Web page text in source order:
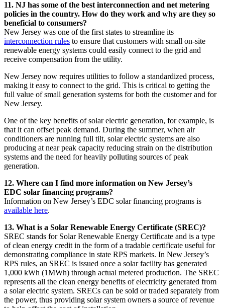
11. NJ has some of the best interconnection and net metering
policies in the country. How do they work and why are they so
beneficial to consumers?​​​​‌ ‍ ​‍​‍‌‍ ‌ ​‍‌‍‍‌‌‍‌ ‌‍‍‌‌‍ ‍​‍​‍​ ‍‍​‍​‍‌ ​ ‌‍​‌‌‍ ‍‌‍‍‌‌ ‌​‌ ‍‌​‍ ‍‌‍‍‌‌‍ ​‍​‍​‍ ​​‍​‍‌‍‍​‌ ​‍‌‍‌‌‌‍‌‍​‍​‍​ ‍‍​‍​‍‌‍‍​‌ ‌​‌ ‌​‌ ​​​ ‍‍​‍ ​‍ ‌‍ ​‌‍ ‌‍​ ‌‍​‌‌‍ ​‌‍‍​‌‍ ‌ ​ ‌ ‌​​ ‍‍​ ​ ​ ​ ​ ​ ​ ​ ​‍ ‌‍‍‌‌‍ ‍‌ ‌​‌‍‌‌‌‍ ‍‌ ‌​​‍ ‌‍‌‌‌‍‌​‌‍‍‌‌ ‌​​‍ ‌‍ ‌‌‍ ‌‍‌​‌‍‌‌​ ‌‌ ​​‌ ​‍‌‍‌‌‌ ​ ‌‍‌‌‌‍ ‍‌ ‌​‌‍​‌‌ ‌​‌‍‍‌‌‍ ‌‍ ‍​ ‍ ‌‍‍‌‌‍‌​​ ‌​ ​​‌‍‌‍‌‍‌‌​ ​​​ ‌‌​ ​‌‌‍‌‍‌‍‌‌​‍ ‌​ ‌​​ ​‌​ ‍​‌‍‌​​‍ ‌​ ‌​‌‍‌​​ ‌‍​ ‍‌​‍ ‌‌‍​‌​ ​ ​ ‌​‌‍​ ​‍ ‌‌‍‌‌‌‍‌‍​ ‌‍​ ‌​​ ‍​‌‍​ ‌‍‌​​ ‌​​ ​‍​ ​‌‌‍​ ​ ‌‌​ ‍ ‌ ‌​‌ ‍‌‌ ​​‌‍‌‌​ ‌‌‍‍​‌‍‌‌‌‍ ​‌ ​​‌‌‌​‌‍ ‌ ​​‌‍‍‌‌‍​ ​ ‍ ‌ ​​‌‍​‌‌ ‌​‌‍‍​​ ‌‌‍​ ‌‍ ‌‍ ‍‌ ‌​‌‍‌‌‌‍ ‍‌ ‌​​‍‌‌​ ‌‌‌​​‍‌‌ ‌‍‍ ‌‍‌‌‌ ‍‌​‍‌‌​ ​ ‌​‌​​‍‌‌​ ​ ‌​‌​​‍‌‌​ ​‍​ ​‍‌‍‌​‌‍​ ‌‍‌​​ ​ ​ ‌‌‌‍​ ​ ​​​ ​‌​ ‍‌​ ‌​‌‍‌‍‌‍‌‌​‍‌‌​ ​‍​ ​‍​‍‌‌​ ‌‌‌​‌​​‍ ‍‌‍​ ‌‍‍​‌‍‍‌‌‍ ​‌‍‌​‌ ​‍‌‍‌‌‌‍ ‍​‍‌‌​ ‌‌‌​​‍‌‌ ‌‍‍ ‌‍‌‌‌ ‍‌​‍‌‌​ ​ ‌​‌​​‍‌‌​ ​ ‌​‌​​‍‌‌​ ​‍​ ​‍​ ‌​‌‍‌‍​ ‍‌​ ‌​​ ‌ ​ ​‌​ ‌‍‌‍‌​​ ‌ ​ ‌ ​ ‍‌​ ‌​​‍‌‌​ ​‍​ ​‍​‍‌‌​ ‌‌‌​‌​​‍ ‍‌ ‌​‌‍‌‌‌ ‍​‌ ‌​​ ‌‍​‍‌‍​‌‌ ​ ‌‍‌‌‌‌‌‌‌ ​‍‌‍ ​​ ‌‌‍‍​‌ ‌​‌ ‌​‌ ​​​‍‌‌​ ​ ‌​​‌​‍‌‌​ ​‍‌​‌‍​‍‌‌​ ​‍‌​‌‍‌‍ ​‌‍ ‌‍​ ‌‍​‌‌‍ ​‌‍‍​‌‍ ‌ ​ ‌ ‌​​‍‌‌​ ​ ‌​​‌​ ​ ​ ​ ​ ​ ​ ​ ​‍‌‍‌‍‍‌‌‍‌​​ ‌​ ​​‌‍‌‍‌‍‌‌​ ​​​ ‌‌​ ​‌‌‍‌‍‌‍‌‌​‍ ‌​ ‌​​ ​‌​ ‍​‌‍‌​​‍ ‌​ ‌​‌‍‌​​ ‌‍​ ‍‌​‍ ‌‌‍​‌​ ​ ​ ‌​‌‍​ ​‍ ‌‌‍‌‌‌‍‌‍​ ‌‍​ ‌​​ ‍​‌‍​ ‌‍‌​​ ‌​​ ​‍​ ​‌‌‍​ ​ ‌‌​‍‌‍‌ ‌​‌ ‍‌‌ ​​‌‍‌‌​ ‌‌‍‍​‌‍‌‌‌‍ ​‌ ​​‌‌‌​‌‍ ‌ ​​‌‍‍‌‌‍​ ​‍‌‍‌ ​​‌‍​‌‌ ‌​‌‍‍​​ ‌‌‍​ ‌‍ ‌‍ ‍‌ ‌​‌‍‌‌‌‍ ‍‌ ‌​​‍‌‌​ ‌‌‌​​‍‌‌ ‌‍‍ ‌‍‌‌‌ ‍‌​‍‌‌​ ​ ‌​‌​​‍‌‌​ ​ ‌​‌​​‍‌‌​ ​‍​ ​‍‌‍‌​‌‍​ ‌‍‌​​ ​ ​ ‌‌‌‍​ ​ ​​​ ​‌​ ‍‌​ ‌​‌‍‌‍‌‍‌‌​‍‌‌​ ​‍​ ​‍​‍‌‌​ ‌‌‌​‌​​‍ ‍‌‍​ ‌‍‍​‌‍‍‌‌‍ ​‌‍‌​‌ ​‍‌‍‌‌‌‍ ‍​‍‌‌​ ‌‌‌​​‍‌‌ ‌‍‍ ‌‍‌‌‌ ‍‌​‍‌‌​ ​ ‌​‌​​‍‌‌​ ​ ‌​‌​​‍‌‌​ ​‍​ ​‍​ ‌​‌‍‌‍​ ‍‌​ ‌​​ ‌ ​ ​‌​ ‌‍‌‍‌​​ ‌ ​ ‌ ​ ‍‌​ ‌​​‍‌‌​ ​‍​ ​‍​‍‌‌​ ‌‌‌​‌​​‍ ‍‌ ‌​‌‍‌‌‌ ‍​‌ ‌​​‍‌‍‌ ​​‌‍‌‌‌ ​‍‌ ​ ‌ ​​‌‍‌‌‌‍​ ‌ ‌​‌‍‍‌‌ ‌‍‌‍‌‌​ ‌‌ ​​‌ ‌‌‌‍​‍‌‍ ​‌‍‍‌‌ ​ ‌‍‍​‌‍‌‌‌‍‌​​‍​‍‌ ‌
New Jersey was one of the first states to streamline its
interconnection rules to ensure that customers with small on-site
renewable energy systems could easily connect to the grid and
receive compensation from the utility.​​​​‌ ‍ ​‍​‍‌‍ ‌ ​‍‌‍‍‌‌‍‌ ‌‍‍‌‌‍ ‍​‍​‍​ ‍‍​‍​‍‌ ​ ‌‍​‌‌‍ ‍‌‍‍‌‌ ‌​‌ ‍‌​‍ ‍‌‍‍‌‌‍ ​‍​‍​‍ ​​‍​‍‌‍‍​‌ ​‍‌‍‌‌‌‍‌‍​‍​‍​ ‍‍​‍​‍‌‍‍​‌ ‌​‌ ‌​‌ ​​​ ‍‍​‍ ​‍ ‌‍ ​‌‍ ‌‍​ ‌‍​‌‌‍ ​‌‍‍​‌‍ ‌ ​ ‌ ‌​​ ‍‍​ ​ ​ ​ ​ ​ ​ ​ ​‍ ‌‍‍‌‌‍ ‍‌ ‌​‌‍‌‌‌‍ ‍‌ ‌​​‍ ‌‍‌‌‌‍‌​‌‍‍‌‌ ‌​​‍ ‌‍ ‌‌‍ ‌‍‌​‌‍‌‌​ ‌‌ ​​‌ ​‍‌‍‌‌‌ ​ ‌‍‌‌‌‍ ‍‌ ‌​‌‍​‌‌ ‌​‌‍‍‌‌‍ ‌‍ ‍​ ‍ ‌‍‍‌‌‍‌​​ ‌​ ​​‌‍‌‍‌‍‌‌​ ​​​ ‌‌​ ​‌‌‍‌‍‌‍‌‌​‍ ‌​ ‌​​ ​‌​ ‍​‌‍‌​​‍ ‌​ ‌​‌‍‌​​ ‌‍​ ‍‌​‍ ‌‌‍​‌​ ​ ​ ‌​‌‍​ ​‍ ‌‌‍‌‌‌‍‌‍​ ‌‍​ ‌​​ ‍​‌‍​ ‌‍‌​​ ‌​​ ​‍​ ​‌‌‍​ ​ ‌‌​ ‍ ‌ ‌​‌ ‍‌‌ ​​‌‍‌‌​ ‌‌‍‍​‌‍‌‌‌‍ ​‌ ​​‌‌‌​‌‍ ‌ ​​‌‍‍‌‌‍​ ​ ‍ ‌ ​​‌‍​‌‌ ‌​‌‍‍​​ ‌‌‍​ ‌‍ ‌‍ ‍‌ ‌​‌‍‌‌‌‍ ‍‌ ‌​​‍‌‌​ ‌‌‌​​‍‌‌ ‌‍‍ ‌‍‌‌‌ ‍‌​‍‌‌​ ​ ‌​‌​​‍‌‌​ ​ ‌​‌​​‍‌‌​ ​‍​ ​‍‌‍‌​‌‍​ ‌‍‌​​ ​ ​ ‌‌‌‍​ ​ ​​​ ​‌​ ‍‌​ ‌​‌‍‌‍‌‍‌‌​‍‌‌​ ​‍​ ​‍​‍‌‌​ ‌‌‌​‌​​‍ ‍‌‍​ ‌‍‍​‌‍‍‌‌‍ ​‌‍‌​‌ ​‍‌‍‌‌‌‍ ‍​‍‌‌​ ‌‌‌​​‍‌‌ ‌‍‍ ‌‍‌‌‌ ‍‌​‍‌‌​ ​ ‌​‌​​‍‌‌​ ​ ‌​‌​​‍‌‌​ ​‍​ ​‍‌‍​‌‌‍‌‌​ ‍​​ ‌​‌‍‌‍​ ​‌​ ‍‌​ ‌‌​ ‌ ‌‍​ ​ ‌‌‌‍‌‍​‍‌‌​ ​‍​ ​‍​‍‌‌​ ‌‌‌​‌​​‍ ‍‌ ‌​‌‍‌‌‌ ‍​‌ ‌​​ ‌‍​‍‌‍​‌‌ ​ ‌‍‌‌‌‌‌‌‌ ​‍‌‍ ​​ ‌‌‍‍​‌ ‌​‌ ‌​‌ ​​​‍‌‌​ ​ ‌​​‌​‍‌‌​ ​‍‌​‌‍​‍‌‌​ ​‍‌​‌‍‌‍ ​‌‍ ‌‍​ ‌‍​‌‌‍ ​‌‍‍​‌‍ ‌ ​ ‌ ‌​​‍‌‌​ ​ ‌​​‌​ ​ ​ ​ ​ ​ ​ ​ ​‍‌‍‌‍‍‌‌‍‌​​ ‌​ ​​‌‍‌‍‌‍‌‌​ ​​​ ‌‌​ ​‌‌‍‌‍‌‍‌‌​‍ ‌​ ‌​​ ​‌​ ‍​‌‍‌​​‍ ‌​ ‌​‌‍‌​​ ‌‍​ ‍‌​‍ ‌‌‍​‌​ ​ ​ ‌​‌‍​ ​‍ ‌‌‍‌‌‌‍‌‍​ ‌‍​ ‌​​ ‍​‌‍​ ‌‍‌​​ ‌​​ ​‍​ ​‌‌‍​ ​ ‌‌​‍‌‍‌ ‌​‌ ‍‌‌ ​​‌‍‌‌​ ‌‌‍‍​‌‍‌‌‌‍ ​‌ ​​‌‌‌​‌‍ ‌ ​​‌‍‍‌‌‍​ ​‍‌‍‌ ​​‌‍​‌‌ ‌​‌‍‍​​ ‌‌‍​ ‌‍ ‌‍ ‍‌ ‌​‌‍‌‌‌‍ ‍‌ ‌​​‍‌‌​ ‌‌‌​​‍‌‌ ‌‍‍ ‌‍‌‌‌ ‍‌​‍‌‌​ ​ ‌​‌​​‍‌‌​ ​ ‌​‌​​‍‌‌​ ​‍​ ​‍‌‍‌​‌‍​ ‌‍‌​​ ​ ​ ‌‌‌‍​ ​ ​​​ ​‌​ ‍‌​ ‌​‌‍‌‍‌‍‌‌​‍‌‌​ ​‍​ ​‍​‍‌‌​ ‌‌‌​‌​​‍ ‍‌‍​ ‌‍‍​‌‍‍‌‌‍ ​‌‍‌​‌ ​‍‌‍‌‌‌‍ ‍​‍‌‌​ ‌‌‌​​‍‌‌ ‌‍‍ ‌‍‌‌‌ ‍‌​‍‌‌​ ​ ‌​‌​​‍‌‌​ ​ ‌​‌​​‍‌‌​ ​‍​ ​‍‌‍​‌‌‍‌‌​ ‍​​ ‌​‌‍‌‍​ ​‌​ ‍‌​ ‌‌​ ‌ ‌‍​ ​ ‌‌‌‍‌‍​‍‌‌​ ​‍​ ​‍​‍‌‌​ ‌‌‌​‌​​‍ ‍‌ ‌​‌‍‌‌‌ ‍​‌ ‌​​‍‌‍‌ ​​‌‍‌‌‌ ​‍‌ ​ ‌ ​​‌‍‌‌‌‍​ ‌ ‌​‌‍‍‌‌ ‌‍‌‍‌‌​ ‌‌ ​​‌ ‌‌‌‍​‍‌‍ ​‌‍‍‌‌ ​ ‌‍‍​‌‍‌‌‌‍‌​​‍​‍‌ ‌
New Jersey now requires utilities to follow a standardized process,
making it easy to connect to the grid. This is critical to getting the
full value of small generation systems for both the customer and for
New Jersey.​​​​‌ ‍ ​‍​‍‌‍ ‌ ​‍‌‍‍‌‌‍‌ ‌‍‍‌‌‍ ‍​‍​‍​ ‍‍​‍​‍‌ ​ ‌‍​‌‌‍ ‍‌‍‍‌‌ ‌​‌ ‍‌​‍ ‍‌‍‍‌‌‍ ​‍​‍​‍ ​​‍​‍‌‍‍​‌ ​‍‌‍‌‌‌‍‌‍​‍​‍​ ‍‍​‍​‍‌‍‍​‌ ‌​‌ ‌​‌ ​​​ ‍‍​‍ ​‍ ‌‍ ​‌‍ ‌‍​ ‌‍​‌‌‍ ​‌‍‍​‌‍ ‌ ​ ‌ ‌​​ ‍‍​ ​ ​ ​ ​ ​ ​ ​ ​‍ ‌‍‍‌‌‍ ‍‌ ‌​‌‍‌‌‌‍ ‍‌ ‌​​‍ ‌‍‌‌‌‍‌​‌‍‍‌‌ ‌​​‍ ‌‍ ‌‌‍ ‌‍‌​‌‍‌‌​ ‌‌ ​​‌ ​‍‌‍‌‌‌ ​ ‌‍‌‌‌‍ ‍‌ ‌​‌‍​‌‌ ‌​‌‍‍‌‌‍ ‌‍ ‍​ ‍ ‌‍‍‌‌‍‌​​ ‌​ ​​‌‍‌‍‌‍‌‌​ ​​​ ‌‌​ ​‌‌‍‌‍‌‍‌‌​‍ ‌​ ‌​​ ​‌​ ‍​‌‍‌​​‍ ‌​ ‌​‌‍‌​​ ‌‍​ ‍‌​‍ ‌‌‍​‌​ ​ ​ ‌​‌‍​ ​‍ ‌‌‍‌‌‌‍‌‍​ ‌‍​ ‌​​ ‍​‌‍​ ‌‍‌​​ ‌​​ ​‍​ ​‌‌‍​ ​ ‌‌​ ‍ ‌ ‌​‌ ‍‌‌ ​​‌‍‌‌​ ‌‌‍‍​‌‍‌‌‌‍ ​‌ ​​‌‌‌​‌‍ ‌ ​​‌‍‍‌‌‍​ ​ ‍ ‌ ​​‌‍​‌‌ ‌​‌‍‍​​ ‌‌‍​ ‌‍ ‌‍ ‍‌ ‌​‌‍‌‌‌‍ ‍‌ ‌​​‍‌‌​ ‌‌‌​​‍‌‌ ‌‍‍ ‌‍‌‌‌ ‍‌​‍‌‌​ ​ ‌​‌​​‍‌‌​ ​ ‌​‌​​‍‌‌​ ​‍​ ​‍​ ​‌‌‍​‌​ ‍‌‌‍‌​​ ​​​ ‌ ‌‍​‍​ ‌‌‌‍​‌‌‍​ ​ ‌‍​ ​‌​‍‌‌​ ​‍​ ​‍​‍‌‌​ ‌‌‌​‌​​‍ ‍‌‍​ ‌‍‍​‌‍‍‌‌‍ ​‌‍‌​‌ ​‍‌‍‌‌‌‍ ‍​‍‌‌​ ‌‌‌​​‍‌‌ ‌‍‍ ‌‍‌‌‌ ‍‌​‍‌‌​ ​ ‌​‌​​‍‌‌​ ​ ‌​‌​​‍‌‌​ ​‍​ ​‍​ ‍‌‌‍​ ‌‍‌​‌‍​‍​ ‌‌​ ​‌​ ​‌‌‍‌‌​ ​ ​ ‍​‌‍‌‍​ ‌‍​‍‌‌​ ​‍​ ​‍​‍‌‌​ ‌‌‌​‌​​‍ ‍‌ ‌​‌‍‌‌‌ ‍​‌ ‌​​ ‌‍​‍‌‍​‌‌ ​ ‌‍‌‌‌‌‌‌‌ ​‍‌‍ ​​ ‌‌‍‍​‌ ‌​‌ ‌​‌ ​​​‍‌‌​ ​ ‌​​‌​‍‌‌​ ​‍‌​‌‍​‍‌‌​ ​‍‌​‌‍‌‍ ​‌‍ ‌‍​ ‌‍​‌‌‍ ​‌‍‍​‌‍ ‌ ​ ‌ ‌​​‍‌‌​ ​ ‌​​‌​ ​ ​ ​ ​ ​ ​ ​ ​‍‌‍‌‍‍‌‌‍‌​​ ‌​ ​​‌‍‌‍‌‍‌‌​ ​​​ ‌‌​ ​‌‌‍‌‍‌‍‌‌​‍ ‌​ ‌​​ ​‌​ ‍​‌‍‌​​‍ ‌​ ‌​‌‍‌​​ ‌‍​ ‍‌​‍ ‌‌‍​‌​ ​ ​ ‌​‌‍​ ​‍ ‌‌‍‌‌‌‍‌‍​ ‌‍​ ‌​​ ‍​‌‍​ ‌‍‌​​ ‌​​ ​‍​ ​‌‌‍​ ​ ‌‌​‍‌‍‌ ‌​‌ ‍‌‌ ​​‌‍‌‌​ ‌‌‍‍​‌‍‌‌‌‍ ​‌ ​​‌‌‌​‌‍ ‌ ​​‌‍‍‌‌‍​ ​‍‌‍‌ ​​‌‍​‌‌ ‌​‌‍‍​​ ‌‌‍​ ‌‍ ‌‍ ‍‌ ‌​‌‍‌‌‌‍ ‍‌ ‌​​‍‌‌​ ‌‌‌​​‍‌‌ ‌‍‍ ‌‍‌‌‌ ‍‌​‍‌‌​ ​ ‌​‌​​‍‌‌​ ​ ‌​‌​​‍‌‌​ ​‍​ ​‍​ ​‌‌‍​‌​ ‍‌‌‍‌​​ ​​​ ‌ ‌‍​‍​ ‌‌‌‍​‌‌‍​ ​ ‌‍​ ​‌​‍‌‌​ ​‍​ ​‍​‍‌‌​ ‌‌‌​‌​​‍ ‍‌‍​ ‌‍‍​‌‍‍‌‌‍ ​‌‍‌​‌ ​‍‌‍‌‌‌‍ ‍​‍‌‌​ ‌‌‌​​‍‌‌ ‌‍‍ ‌‍‌‌‌ ‍‌​‍‌‌​ ​ ‌​‌​​‍‌‌​ ​ ‌​‌​​‍‌‌​ ​‍​ ​‍​ ‍‌‌‍​ ‌‍‌​‌‍​‍​ ‌‌​ ​‌​ ​‌‌‍‌‌​ ​ ​ ‍​‌‍‌‍​ ‌‍​‍‌‌​ ​‍​ ​‍​‍‌‌​ ‌‌‌​‌​​‍ ‍‌ ‌​‌‍‌‌‌ ‍​‌ ‌​​‍‌‍‌ ​​‌‍‌‌‌ ​‍‌ ​ ‌ ​​‌‍‌‌‌‍​ ‌ ‌​‌‍‍‌‌ ‌‍‌‍‌‌​ ‌‌ ​​‌ ‌‌‌‍​‍‌‍ ​‌‍‍‌‌ ​ ‌‍‍​‌‍‌‌‌‍‌​​‍​‍‌ ‌
One of the key benefits of solar electric generation, for example, is
that it can offset peak demand. During the summer, when air
conditioners are running full tilt, solar electric systems are also
producing at near peak capacity reducing strain on the distribution
systems and the need for heavily polluting sources of peak
generation.​​​​‌ ‍ ​‍​‍‌‍ ‌ ​‍‌‍‍‌‌‍‌ ‌‍‍‌‌‍ ‍​‍​‍​ ‍‍​‍​‍‌ ​ ‌‍​‌‌‍ ‍‌‍‍‌‌ ‌​‌ ‍‌​‍ ‍‌‍‍‌‌‍ ​‍​‍​‍ ​​‍​‍‌‍‍​‌ ​‍‌‍‌‌‌‍‌‍​‍​‍​ ‍‍​‍​‍‌‍‍​‌ ‌​‌ ‌​‌ ​​​ ‍‍​‍ ​‍ ‌‍ ​‌‍ ‌‍​ ‌‍​‌‌‍ ​‌‍‍​‌‍ ‌ ​ ‌ ‌​​ ‍‍​ ​ ​ ​ ​ ​ ​ ​ ​‍ ‌‍‍‌‌‍ ‍‌ ‌​‌‍‌‌‌‍ ‍‌ ‌​​‍ ‌‍‌‌‌‍‌​‌‍‍‌‌ ‌​​‍ ‌‍ ‌‌‍ ‌‍‌​‌‍‌‌​ ‌‌ ​​‌ ​‍‌‍‌‌‌ ​ ‌‍‌‌‌‍ ‍‌ ‌​‌‍​‌‌ ‌​‌‍‍‌‌‍ ‌‍ ‍​ ‍ ‌‍‍‌‌‍‌​​ ‌​ ​​‌‍‌‍‌‍‌‌​ ​​​ ‌‌​ ​‌‌‍‌‍‌‍‌‌​‍ ‌​ ‌​​ ​‌​ ‍​‌‍‌​​‍ ‌​ ‌​‌‍‌​​ ‌‍​ ‍‌​‍ ‌‌‍​‌​ ​ ​ ‌​‌‍​ ​‍ ‌‌‍‌‌‌‍‌‍​ ‌‍​ ‌​​ ‍​‌‍​ ‌‍‌​​ ‌​​ ​‍​ ​‌‌‍​ ​ ‌‌​ ‍ ‌ ‌​‌ ‍‌‌ ​​‌‍‌‌​ ‌‌‍‍​‌‍‌‌‌‍ ​‌ ​​‌‌‌​‌‍ ‌ ​​‌‍‍‌‌‍​ ​ ‍ ‌ ​​‌‍​‌‌ ‌​‌‍‍​​ ‌‌‍​ ‌‍ ‌‍ ‍‌ ‌​‌‍‌‌‌‍ ‍‌ ‌​​‍‌‌​ ‌‌‌​​‍‌‌ ‌‍‍ ‌‍‌‌‌ ‍‌​‍‌‌​ ​ ‌​‌​​‍‌‌​ ​ ‌​‌​​‍‌‌​ ​‍​ ​‍​ ‌ ​ ​ ​ ​‌​ ‌ ​ ‌‍​ ‌​​ ‍‌​ ​‌​ ​‍​ ‍‌‌‍​ ​ ​ ​‍‌‌​ ​‍​ ​‍​‍‌‌​ ‌‌‌​‌​​‍ ‍‌‍​ ‌‍‍​‌‍‍‌‌‍ ​‌‍‌​‌ ​‍‌‍‌‌‌‍ ‍​‍‌‌​ ‌‌‌​​‍‌‌ ‌‍‍ ‌‍‌‌‌ ‍‌​‍‌‌​ ​ ‌​‌​​‍‌‌​ ​ ‌​‌​​‍‌‌​ ​‍​ ​‍‌‍​‍​ ‌‍​ ‌ ‌‍‌‌​ ​​​ ‌‍​ ​ ​ ​‍​ ‍​‌‍‌​‌‍​‍‌‍‌‍​‍‌‌​ ​‍​ ​‍​‍‌‌​ ‌‌‌​‌​​‍ ‍‌ ‌​‌‍‌‌‌ ‍​‌ ‌​​ ‌‍​‍‌‍​‌‌ ​ ‌‍‌‌‌‌‌‌‌ ​‍‌‍ ​​ ‌‌‍‍​‌ ‌​‌ ‌​‌ ​​​‍‌‌​ ​ ‌​​‌​‍‌‌​ ​‍‌​‌‍​‍‌‌​ ​‍‌​‌‍‌‍ ​‌‍ ‌‍​ ‌‍​‌‌‍ ​‌‍‍​‌‍ ‌ ​ ‌ ‌​​‍‌‌​ ​ ‌​​‌​ ​ ​ ​ ​ ​ ​ ​ ​‍‌‍‌‍‍‌‌‍‌​​ ‌​ ​​‌‍‌‍‌‍‌‌​ ​​​ ‌‌​ ​‌‌‍‌‍‌‍‌‌​‍ ‌​ ‌​​ ​‌​ ‍​‌‍‌​​‍ ‌​ ‌​‌‍‌​​ ‌‍​ ‍‌​‍ ‌‌‍​‌​ ​ ​ ‌​‌‍​ ​‍ ‌‌‍‌‌‌‍‌‍​ ‌‍​ ‌​​ ‍​‌‍​ ‌‍‌​​ ‌​​ ​‍​ ​‌‌‍​ ​ ‌‌​‍‌‍‌ ‌​‌ ‍‌‌ ​​‌‍‌‌​ ‌‌‍‍​‌‍‌‌‌‍ ​‌ ​​‌‌‌​‌‍ ‌ ​​‌‍‍‌‌‍​ ​‍‌‍‌ ​​‌‍​‌‌ ‌​‌‍‍​​ ‌‌‍​ ‌‍ ‌‍ ‍‌ ‌​‌‍‌‌‌‍ ‍‌ ‌​​‍‌‌​ ‌‌‌​​‍‌‌ ‌‍‍ ‌‍‌‌‌ ‍‌​‍‌‌​ ​ ‌​‌​​‍‌‌​ ​ ‌​‌​​‍‌‌​ ​‍​ ​‍​ ‌ ​ ​ ​ ​‌​ ‌ ​ ‌‍​ ‌​​ ‍‌​ ​‌​ ​‍​ ‍‌‌‍​ ​ ​ ​‍‌‌​ ​‍​ ​‍​‍‌‌​ ‌‌‌​‌​​‍ ‍‌‍​ ‌‍‍​‌‍‍‌‌‍ ​‌‍‌​‌ ​‍‌‍‌‌‌‍ ‍​‍‌‌​ ‌‌‌​​‍‌‌ ‌‍‍ ‌‍‌‌‌ ‍‌​‍‌‌​ ​ ‌​‌​​‍‌‌​ ​ ‌​‌​​‍‌‌​ ​‍​ ​‍‌‍​‍​ ‌‍​ ‌ ‌‍‌‌​ ​​​ ‌‍​ ​ ​ ​‍​ ‍​‌‍‌​‌‍​‍‌‍‌‍​‍‌‌​ ​‍​ ​‍​‍‌‌​ ‌‌‌​‌​​‍ ‍‌ ‌​‌‍‌‌‌ ‍​‌ ‌​​‍‌‍‌ ​​‌‍‌‌‌ ​‍‌ ​ ‌ ​​‌‍‌‌‌‍​ ‌ ‌​‌‍‍‌‌ ‌‍‌‍‌‌​ ‌‌ ​​‌ ‌‌‌‍​‍‌‍ ​‌‍‍‌‌ ​ ‌‍‍​‌‍‌‌‌‍‌​​‍​‍‌ ‌
12. Where can I find more information on New Jersey’s
EDC solar financing programs?​​​​‌ ‍ ​‍​‍‌‍ ‌ ​‍‌‍‍‌‌‍‌ ‌‍‍‌‌‍ ‍​‍​‍​ ‍‍​‍​‍‌ ​ ‌‍​‌‌‍ ‍‌‍‍‌‌ ‌​‌ ‍‌​‍ ‍‌‍‍‌‌‍ ​‍​‍​‍ ​​‍​‍‌‍‍​‌ ​‍‌‍‌‌‌‍‌‍​‍​‍​ ‍‍​‍​‍‌‍‍​‌ ‌​‌ ‌​‌ ​​​ ‍‍​‍ ​‍ ‌‍ ​‌‍ ‌‍​ ‌‍​‌‌‍ ​‌‍‍​‌‍ ‌ ​ ‌ ‌​​ ‍‍​ ​ ​ ​ ​ ​ ​ ​ ​‍ ‌‍‍‌‌‍ ‍‌ ‌​‌‍‌‌‌‍ ‍‌ ‌​​‍ ‌‍‌‌‌‍‌​‌‍‍‌‌ ‌​​‍ ‌‍ ‌‌‍ ‌‍‌​‌‍‌‌​ ‌‌ ​​‌ ​‍‌‍‌‌‌ ​ ‌‍‌‌‌‍ ‍‌ ‌​‌‍​‌‌ ‌​‌‍‍‌‌‍ ‌‍ ‍​ ‍ ‌‍‍‌‌‍‌​​ ‌​ ​​‌‍‌‍‌‍‌‌​ ​​​ ‌‌​ ​‌‌‍‌‍‌‍‌‌​‍ ‌​ ‌​​ ​‌​ ‍​‌‍‌​​‍ ‌​ ‌​‌‍‌​​ ‌‍​ ‍‌​‍ ‌‌‍​‌​ ​ ​ ‌​‌‍​ ​‍ ‌‌‍‌‌‌‍‌‍​ ‌‍​ ‌​​ ‍​‌‍​ ‌‍‌​​ ‌​​ ​‍​ ​‌‌‍​ ​ ‌‌​ ‍ ‌ ‌​‌ ‍‌‌ ​​‌‍‌‌​ ‌‌‍‍​‌‍‌‌‌‍ ​‌ ​​‌‌‌​‌‍ ‌ ​​‌‍‍‌‌‍​ ​ ‍ ‌ ​​‌‍​‌‌ ‌​‌‍‍​​ ‌‌‍​ ‌‍ ‌‍ ‍‌ ‌​‌‍‌‌‌‍ ‍‌ ‌​​‍‌‌​ ‌‌‌​​‍‌‌ ‌‍‍ ‌‍‌‌‌ ‍‌​‍‌‌​ ​ ‌​‌​​‍‌‌​ ​ ‌​‌​​‍‌‌​ ​‍​ ​‍​ ‌‌‌‍​‌‌‍‌‌‌‍‌‍​ ​‍​ ​‍‌‍​‍​ ‌‌‌‍‌‍​ ‌ ​ ​ ​ ‍​​‍‌‌​ ​‍​ ​‍​‍‌‌​ ‌‌‌​‌​​‍ ‍‌‍​ ‌‍‍​‌‍‍‌‌‍ ​‌‍‌​‌ ​‍‌‍‌‌‌‍ ‍​‍‌‌​ ‌‌‌​​‍‌‌ ‌‍‍ ‌‍‌‌‌ ‍‌​‍‌‌​ ​ ‌​‌​​‍‌‌​ ​ ‌​‌​​‍‌‌​ ​‍​ ​‍‌‍‌‌​ ​ ‌‍‌‌‌‍‌‌​ ​​​ ‍​​ ​​‌‍​‌​ ‌ ​ ​‌​ ​‌​ ‍​​‍‌‌​ ​‍​ ​‍​‍‌‌​ ‌‌‌​‌​​‍ ‍‌ ‌​‌‍‌‌‌ ‍​‌ ‌​​ ‌‍​‍‌‍​‌‌ ​ ‌‍‌‌‌‌‌‌‌ ​‍‌‍ ​​ ‌‌‍‍​‌ ‌​‌ ‌​‌ ​​​‍‌‌​ ​ ‌​​‌​‍‌‌​ ​‍‌​‌‍​‍‌‌​ ​‍‌​‌‍‌‍ ​‌‍ ‌‍​ ‌‍​‌‌‍ ​‌‍‍​‌‍ ‌ ​ ‌ ‌​​‍‌‌​ ​ ‌​​‌​ ​ ​ ​ ​ ​ ​ ​ ​‍‌‍‌‍‍‌‌‍‌​​ ‌​ ​​‌‍‌‍‌‍‌‌​ ​​​ ‌‌​ ​‌‌‍‌‍‌‍‌‌​‍ ‌​ ‌​​ ​‌​ ‍​‌‍‌​​‍ ‌​ ‌​‌‍‌​​ ‌‍​ ‍‌​‍ ‌‌‍​‌​ ​ ​ ‌​‌‍​ ​‍ ‌‌‍‌‌‌‍‌‍​ ‌‍​ ‌​​ ‍​‌‍​ ‌‍‌​​ ‌​​ ​‍​ ​‌‌‍​ ​ ‌‌​‍‌‍‌ ‌​‌ ‍‌‌ ​​‌‍‌‌​ ‌‌‍‍​‌‍‌‌‌‍ ​‌ ​​‌‌‌​‌‍ ‌ ​​‌‍‍‌‌‍​ ​‍‌‍‌ ​​‌‍​‌‌ ‌​‌‍‍​​ ‌‌‍​ ‌‍ ‌‍ ‍‌ ‌​‌‍‌‌‌‍ ‍‌ ‌​​‍‌‌​ ‌‌‌​​‍‌‌ ‌‍‍ ‌‍‌‌‌ ‍‌​‍‌‌​ ​ ‌​‌​​‍‌‌​ ​ ‌​‌​​‍‌‌​ ​‍​ ​‍​ ‌‌‌‍​‌‌‍‌‌‌‍‌‍​ ​‍​ ​‍‌‍​‍​ ‌‌‌‍‌‍​ ‌ ​ ​ ​ ‍​​‍‌‌​ ​‍​ ​‍​‍‌‌​ ‌‌‌​‌​​‍ ‍‌‍​ ‌‍‍​‌‍‍‌‌‍ ​‌‍‌​‌ ​‍‌‍‌‌‌‍ ‍​‍‌‌​ ‌‌‌​​‍‌‌ ‌‍‍ ‌‍‌‌‌ ‍‌​‍‌‌​ ​ ‌​‌​​‍‌‌​ ​ ‌​‌​​‍‌‌​ ​‍​ ​‍‌‍‌‌​ ​ ‌‍‌‌‌‍‌‌​ ​​​ ‍​​ ​​‌‍​‌​ ‌ ​ ​‌​ ​‌​ ‍​​‍‌‌​ ​‍​ ​‍​‍‌‌​ ‌‌‌​‌​​‍ ‍‌ ‌​‌‍‌‌‌ ‍​‌ ‌​​‍‌‍‌ ​​‌‍‌‌‌ ​‍‌ ​ ‌ ​​‌‍‌‌‌‍​ ‌ ‌​‌‍‍‌‌ ‌‍‌‍‌‌​ ‌‌ ​​‌ ‌‌‌‍​‍‌‍ ​‌‍‍‌‌ ​ ‌‍‍​‌‍‌‌‌‍‌​​‍​‍‌ ‌
Information on New Jersey’s EDC solar financing programs is
available here.​​​​‌ ‍ ​‍​‍‌‍ ‌ ​‍‌‍‍‌‌‍‌ ‌‍‍‌‌‍ ‍​‍​‍​ ‍‍​‍​‍‌ ​ ‌‍​‌‌‍ ‍‌‍‍‌‌ ‌​‌ ‍‌​‍ ‍‌‍‍‌‌‍ ​‍​‍​‍ ​​‍​‍‌‍‍​‌ ​‍‌‍‌‌‌‍‌‍​‍​‍​ ‍‍​‍​‍‌‍‍​‌ ‌​‌ ‌​‌ ​​​ ‍‍​‍ ​‍ ‌‍ ​‌‍ ‌‍​ ‌‍​‌‌‍ ​‌‍‍​‌‍ ‌ ​ ‌ ‌​​ ‍‍​ ​ ​ ​ ​ ​ ​ ​ ​‍ ‌‍‍‌‌‍ ‍‌ ‌​‌‍‌‌‌‍ ‍‌ ‌​​‍ ‌‍‌‌‌‍‌​‌‍‍‌‌ ‌​​‍ ‌‍ ‌‌‍ ‌‍‌​‌‍‌‌​ ‌‌ ​​‌ ​‍‌‍‌‌‌ ​ ‌‍‌‌‌‍ ‍‌ ‌​‌‍​‌‌ ‌​‌‍‍‌‌‍ ‌‍ ‍​ ‍ ‌‍‍‌‌‍‌​​ ‌​ ​​‌‍‌‍‌‍‌‌​ ​​​ ‌‌​ ​‌‌‍‌‍‌‍‌‌​‍ ‌​ ‌​​ ​‌​ ‍​‌‍‌​​‍ ‌​ ‌​‌‍‌​​ ‌‍​ ‍‌​‍ ‌‌‍​‌​ ​ ​ ‌​‌‍​ ​‍ ‌‌‍‌‌‌‍‌‍​ ‌‍​ ‌​​ ‍​‌‍​ ‌‍‌​​ ‌​​ ​‍​ ​‌‌‍​ ​ ‌‌​ ‍ ‌ ‌​‌ ‍‌‌ ​​‌‍‌‌​ ‌‌‍‍​‌‍‌‌‌‍ ​‌ ​​‌‌‌​‌‍ ‌ ​​‌‍‍‌‌‍​ ​ ‍ ‌ ​​‌‍​‌‌ ‌​‌‍‍​​ ‌‌‍​ ‌‍ ‌‍ ‍‌ ‌​‌‍‌‌‌‍ ‍‌ ‌​​‍‌‌​ ‌‌‌​​‍‌‌ ‌‍‍ ‌‍‌‌‌ ‍‌​‍‌‌​ ​ ‌​‌​​‍‌‌​ ​ ‌​‌​​‍‌‌​ ​‍​ ​‍​ ‌‌‌‍​‌‌‍‌‌‌‍‌‍​ ​‍​ ​‍‌‍​‍​ ‌‌‌‍‌‍​ ‌ ​ ​ ​ ‍​​‍‌‌​ ​‍​ ​‍​‍‌‌​ ‌‌‌​‌​​‍ ‍‌‍​ ‌‍‍​‌‍‍‌‌‍ ​‌‍‌​‌ ​‍‌‍‌‌‌‍ ‍​‍‌‌​ ‌‌‌​​‍‌‌ ‌‍‍ ‌‍‌‌‌ ‍‌​‍‌‌​ ​ ‌​‌​​‍‌‌​ ​ ‌​‌​​‍‌‌​ ​‍​ ​‍​ ​​​ ​‌​ ‍​​ ‌ ​ ​‍‌‍‌‌‌‍‌​‌‍​ ​ ‌‍​ ‌‍‌‍‌‍​ ​​​‍‌‌​ ​‍​ ​‍​‍‌‌​ ‌‌‌​‌​​‍ ‍‌ ‌​‌‍‌‌‌ ‍​‌ ‌​​ ‌‍​‍‌‍​‌‌ ​ ‌‍‌‌‌‌‌‌‌ ​‍‌‍ ​​ ‌‌‍‍​‌ ‌​‌ ‌​‌ ​​​‍‌‌​ ​ ‌​​‌​‍‌‌​ ​‍‌​‌‍​‍‌‌​ ​‍‌​‌‍‌‍ ​‌‍ ‌‍​ ‌‍​‌‌‍ ​‌‍‍​‌‍ ‌ ​ ‌ ‌​​‍‌‌​ ​ ‌​​‌​ ​ ​ ​ ​ ​ ​ ​ ​‍‌‍‌‍‍‌‌‍‌​​ ‌​ ​​‌‍‌‍‌‍‌‌​ ​​​ ‌‌​ ​‌‌‍‌‍‌‍‌‌​‍ ‌​ ‌​​ ​‌​ ‍​‌‍‌​​‍ ‌​ ‌​‌‍‌​​ ‌‍​ ‍‌​‍ ‌‌‍​‌​ ​ ​ ‌​‌‍​ ​‍ ‌‌‍‌‌‌‍‌‍​ ‌‍​ ‌​​ ‍​‌‍​ ‌‍‌​​ ‌​​ ​‍​ ​‌‌‍​ ​ ‌‌​‍‌‍‌ ‌​‌ ‍‌‌ ​​‌‍‌‌​ ‌‌‍‍​‌‍‌‌‌‍ ​‌ ​​‌‌‌​‌‍ ‌ ​​‌‍‍‌‌‍​ ​‍‌‍‌ ​​‌‍​‌‌ ‌​‌‍‍​​ ‌‌‍​ ‌‍ ‌‍ ‍‌ ‌​‌‍‌‌‌‍ ‍‌ ‌​​‍‌‌​ ‌‌‌​​‍‌‌ ‌‍‍ ‌‍‌‌‌ ‍‌​‍‌‌​ ​ ‌​‌​​‍‌‌​ ​ ‌​‌​​‍‌‌​ ​‍​ ​‍​ ‌‌‌‍​‌‌‍‌‌‌‍‌‍​ ​‍​ ​‍‌‍​‍​ ‌‌‌‍‌‍​ ‌ ​ ​ ​ ‍​​‍‌‌​ ​‍​ ​‍​‍‌‌​ ‌‌‌​‌​​‍ ‍‌‍​ ‌‍‍​‌‍‍‌‌‍ ​‌‍‌​‌ ​‍‌‍‌‌‌‍ ‍​‍‌‌​ ‌‌‌​​‍‌‌ ‌‍‍ ‌‍‌‌‌ ‍‌​‍‌‌​ ​ ‌​‌​​‍‌‌​ ​ ‌​‌​​‍‌‌​ ​‍​ ​‍​ ​​​ ​‌​ ‍​​ ‌ ​ ​‍‌‍‌‌‌‍‌​‌‍​ ​ ‌‍​ ‌‍‌‍‌‍​ ​​​‍‌‌​ ​‍​ ​‍​‍‌‌​ ‌‌‌​‌​​‍ ‍‌ ‌​‌‍‌‌‌ ‍​‌ ‌​​‍‌‍‌ ​​‌‍‌‌‌ ​‍‌ ​ ‌ ​​‌‍‌‌‌‍​ ‌ ‌​‌‍‍‌‌ ‌‍‌‍‌‌​ ‌‌ ​​‌ ‌‌‌‍​‍‌‍ ​‌‍‍‌‌ ​ ‌‍‍​‌‍‌‌‌‍‌​​‍​‍‌ ‌
13. What is a Solar Renewable Energy Certificate (SREC)?​​​​‌ ‍ ​‍​‍‌‍ ‌ ​‍‌‍‍‌‌‍‌ ‌‍‍‌‌‍ ‍​‍​‍​ ‍‍​‍​‍‌ ​ ‌‍​‌‌‍ ‍‌‍‍‌‌ ‌​‌ ‍‌​‍ ‍‌‍‍‌‌‍ ​‍​‍​‍ ​​‍​‍‌‍‍​‌ ​‍‌‍‌‌‌‍‌‍​‍​‍​ ‍‍​‍​‍‌‍‍​‌ ‌​‌ ‌​‌ ​​​ ‍‍​‍ ​‍ ‌‍ ​‌‍ ‌‍​ ‌‍​‌‌‍ ​‌‍‍​‌‍ ‌ ​ ‌ ‌​​ ‍‍​ ​ ​ ​ ​ ​ ​ ​ ​‍ ‌‍‍‌‌‍ ‍‌ ‌​‌‍‌‌‌‍ ‍‌ ‌​​‍ ‌‍‌‌‌‍‌​‌‍‍‌‌ ‌​​‍ ‌‍ ‌‌‍ ‌‍‌​‌‍‌‌​ ‌‌ ​​‌ ​‍‌‍‌‌‌ ​ ‌‍‌‌‌‍ ‍‌ ‌​‌‍​‌‌ ‌​‌‍‍‌‌‍ ‌‍ ‍​ ‍ ‌‍‍‌‌‍‌​​ ‌​ ​​‌‍‌‍‌‍‌‌​ ​​​ ‌‌​ ​‌‌‍‌‍‌‍‌‌​‍ ‌​ ‌​​ ​‌​ ‍​‌‍‌​​‍ ‌​ ‌​‌‍‌​​ ‌‍​ ‍‌​‍ ‌‌‍​‌​ ​ ​ ‌​‌‍​ ​‍ ‌‌‍‌‌‌‍‌‍​ ‌‍​ ‌​​ ‍​‌‍​ ‌‍‌​​ ‌​​ ​‍​ ​‌‌‍​ ​ ‌‌​ ‍ ‌ ‌​‌ ‍‌‌ ​​‌‍‌‌​ ‌‌‍‍​‌‍‌‌‌‍ ​‌ ​​‌‌‌​‌‍ ‌ ​​‌‍‍‌‌‍​ ​ ‍ ‌ ​​‌‍​‌‌ ‌​‌‍‍​​ ‌‌‍​ ‌‍ ‌‍ ‍‌ ‌​‌‍‌‌‌‍ ‍‌ ‌​​‍‌‌​ ‌‌‌​​‍‌‌ ‌‍‍ ‌‍‌‌‌ ‍‌​‍‌‌​ ​ ‌​‌​​‍‌‌​ ​ ‌​‌​​‍‌‌​ ​‍​ ​‍​ ​‌​ ​‍‌‍‌‌‌‍​‍‌‍‌‌‌‍​ ​ ​​​ ‍‌‌‍​‌‌‍​ ​ ‌​‌‍​‍​‍‌‌​ ​‍​ ​‍​‍‌‌​ ‌‌‌​‌​​‍ ‍‌‍​ ‌‍‍​‌‍‍‌‌‍ ​‌‍‌​‌ ​‍‌‍‌‌‌‍ ‍​‍‌‌​ ‌‌‌​​‍‌‌ ‌‍‍ ‌‍‌‌‌ ‍‌​‍‌‌​ ​ ‌​‌​​‍‌‌​ ​ ‌​‌​​‍‌‌​ ​‍​ ​‍‌‍‌​‌‍‌​​ ​ ‌‍‌‍​ ​​​ ‌ ​ ‌ ​ ​‍‌‍​‌‌‍‌​​ ‌​‌‍​ ​‍‌‌​ ​‍​ ​‍​‍‌‌​ ‌‌‌​‌​​‍ ‍‌ ‌​‌‍‌‌‌ ‍​‌ ‌​​ ‌‍​‍‌‍​‌‌ ​ ‌‍‌‌‌‌‌‌‌ ​‍‌‍ ​​ ‌‌‍‍​‌ ‌​‌ ‌​‌ ​​​‍‌‌​ ​ ‌​​‌​‍‌‌​ ​‍‌​‌‍​‍‌‌​ ​‍‌​‌‍‌‍ ​‌‍ ‌‍​ ‌‍​‌‌‍ ​‌‍‍​‌‍ ‌ ​ ‌ ‌​​‍‌‌​ ​ ‌​​‌​ ​ ​ ​ ​ ​ ​ ​ ​‍‌‍‌‍‍‌‌‍‌​​ ‌​ ​​‌‍‌‍‌‍‌‌​ ​​​ ‌‌​ ​‌‌‍‌‍‌‍‌‌​‍ ‌​ ‌​​ ​‌​ ‍​‌‍‌​​‍ ‌​ ‌​‌‍‌​​ ‌‍​ ‍‌​‍ ‌‌‍​‌​ ​ ​ ‌​‌‍​ ​‍ ‌‌‍‌‌‌‍‌‍​ ‌‍​ ‌​​ ‍​‌‍​ ‌‍‌​​ ‌​​ ​‍​ ​‌‌‍​ ​ ‌‌​‍‌‍‌ ‌​‌ ‍‌‌ ​​‌‍‌‌​ ‌‌‍‍​‌‍‌‌‌‍ ​‌ ​​‌‌‌​‌‍ ‌ ​​‌‍‍‌‌‍​ ​‍‌‍‌ ​​‌‍​‌‌ ‌​‌‍‍​​ ‌‌‍​ ‌‍ ‌‍ ‍‌ ‌​‌‍‌‌‌‍ ‍‌ ‌​​‍‌‌​ ‌‌‌​​‍‌‌ ‌‍‍ ‌‍‌‌‌ ‍‌​‍‌‌​ ​ ‌​‌​​‍‌‌​ ​ ‌​‌​​‍‌‌​ ​‍​ ​‍​ ​‌​ ​‍‌‍‌‌‌‍​‍‌‍‌‌‌‍​ ​ ​​​ ‍‌‌‍​‌‌‍​ ​ ‌​‌‍​‍​‍‌‌​ ​‍​ ​‍​‍‌‌​ ‌‌‌​‌​​‍ ‍‌‍​ ‌‍‍​‌‍‍‌‌‍ ​‌‍‌​‌ ​‍‌‍‌‌‌‍ ‍​‍‌‌​ ‌‌‌​​‍‌‌ ‌‍‍ ‌‍‌‌‌ ‍‌​‍‌‌​ ​ ‌​‌​​‍‌‌​ ​ ‌​‌​​‍‌‌​ ​‍​ ​‍‌‍‌​‌‍‌​​ ​ ‌‍‌‍​ ​​​ ‌ ​ ‌ ​ ​‍‌‍​‌‌‍‌​​ ‌​‌‍​ ​‍‌‌​ ​‍​ ​‍​‍‌‌​ ‌‌‌​‌​​‍ ‍‌ ‌​‌‍‌‌‌ ‍​‌ ‌​​‍‌‍‌ ​​‌‍‌‌‌ ​‍‌ ​ ‌ ​​‌‍‌‌‌‍​ ‌ ‌​‌‍‍‌‌ ‌‍‌‍‌‌​ ‌‌ ​​‌ ‌‌‌‍​‍‌‍ ​‌‍‍‌‌ ​ ‌‍‍​‌‍‌‌‌‍‌​​‍​‍‌ ‌
SREC stands for Solar Renewable Energy Certificate and is a type
of clean energy credit in the form of a tradable certificate useful for
demonstrating compliance in state RPS markets. In New Jersey’s
RPS rules, an SREC is issued once a solar facility has generated
1,000 kWh (1MWh) through actual metered production. The SREC
represents all the clean energy benefits of electricity generated from
a solar electric system. SRECs can be sold or traded separately from
the power, thus providing solar system owners a source of revenue